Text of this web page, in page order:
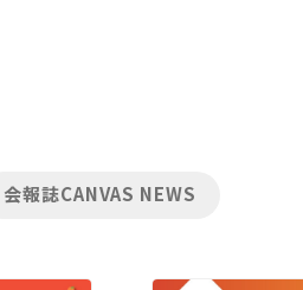
会報誌CANVAS NEWS